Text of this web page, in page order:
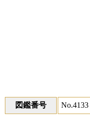
図鑑番号 No.4133